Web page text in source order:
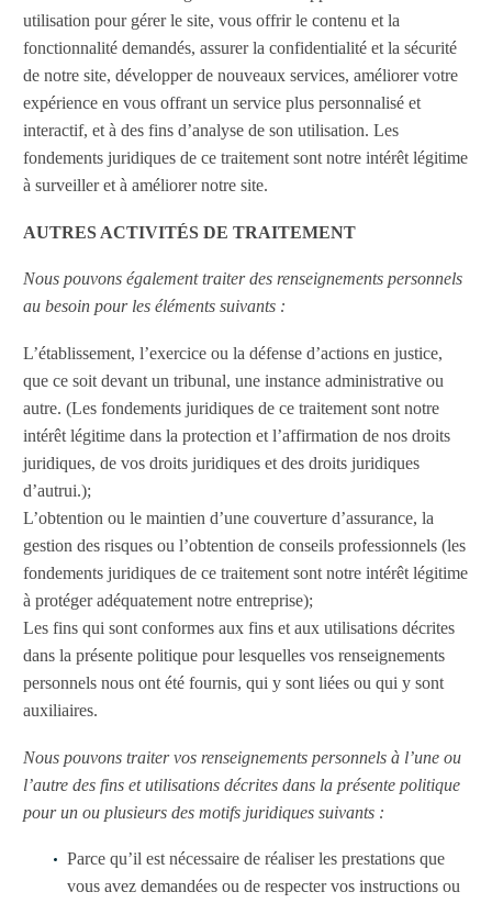
utilisation pour gérer le site, vous offrir le contenu et la
fonctionnalité demandés, assurer la confidentialité et la sécurité
de notre site, développer de nouveaux services, améliorer votre
expérience en vous offrant un service plus personnalisé et
interactif, et à des fins d’analyse de son utilisation. Les
fondements juridiques de ce traitement sont notre intérêt légitime
à surveiller et à améliorer notre site.
AUTRES ACTIVITÉS DE TRAITEMENT
Nous pouvons également traiter des renseignements personnels
au besoin pour les éléments suivants :
L’établissement, l’exercice ou la défense d’actions en justice,
que ce soit devant un tribunal, une instance administrative ou
autre. (Les fondements juridiques de ce traitement sont notre
intérêt légitime dans la protection et l’affirmation de nos droits
juridiques, de vos droits juridiques et des droits juridiques
d’autrui.);
L’obtention ou le maintien d’une couverture d’assurance, la
gestion des risques ou l’obtention de conseils professionnels (les
fondements juridiques de ce traitement sont notre intérêt légitime
à protéger adéquatement notre entreprise);
Les fins qui sont conformes aux fins et aux utilisations décrites
dans la présente politique pour lesquelles vos renseignements
personnels nous ont été fournis, qui y sont liées ou qui y sont
auxiliaires.
Nous pouvons traiter vos renseignements personnels à l’une ou
l’autre des fins et utilisations décrites dans la présente politique
pour un ou plusieurs des motifs juridiques suivants :
Parce qu’il est nécessaire de réaliser les prestations que
vous avez demandées ou de respecter vos instructions ou